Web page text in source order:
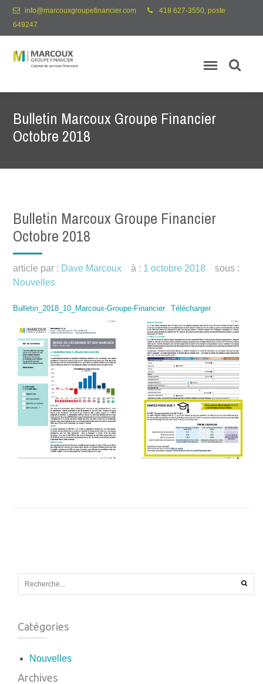
info@marcouxgroupefinancier.com
418 627-3550, poste
649247
Bulletin Marcoux Groupe Financier
Octobre 2018
Bulletin Marcoux Groupe Financier
Octobre 2018
article par : Dave Marcoux à : 1 octobre 2018
sous :
Nouvelles
Bulletin_2018_10_Marcoux-Groupe-Financier Télécharger
Catégories
Nouvelles
Archives